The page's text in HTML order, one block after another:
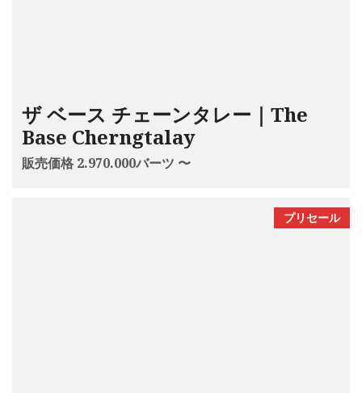
ザ ベース チェーンタレー｜The
Base Cherngtalay
販売価格 2.970.000バーツ 〜
プリセール